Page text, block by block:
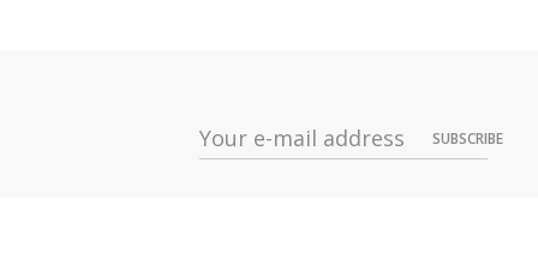
52,19 €
SUBSCRIBE